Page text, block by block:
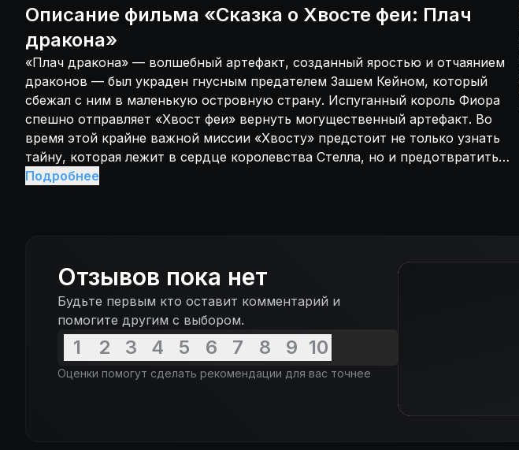
в сердце королевства Стелла, но и предотвратить мировую
Описание фильма «Сказка о Хвосте феи: Плач
дракона»
«Плач дракона» — волшебный артефакт, созданный яростью и отчаянием
драконов — был украден гнусным предателем Зашем Кейном, который
сбежал с ним в маленькую островную страну. Испуганный король Фиора
спешно отправляет «Хвост феи» вернуть могущественный артефакт. Во
время этой крайне важной миссии «Хвосту» предстоит не только узнать
тайну, которая лежит в сердце королевства Стелла, но и предотвратить
мировую катастрофу.
Подробнее
Отзывов пока нет
Будьте первым кто оставит комментарий и
помогите другим с выбором.
1 2 3 4 5 6 7 8 9 10
Оценки помогут сделать рекомендации для вас точнее